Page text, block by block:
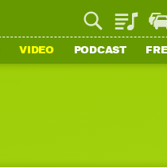
Playlist
VIDEO PODCAST